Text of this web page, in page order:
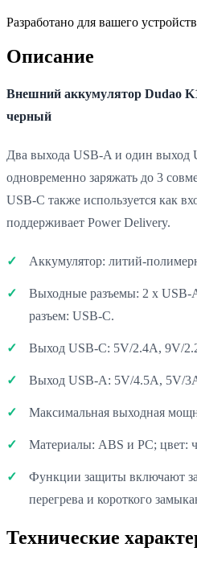
Разработано для вашего
Описание
Внешний аккумулятор Dudao
черный
Два выхода USB-A и один выход
одновременно заряжать до 3
USB-C также используется как
поддерживает Power Delivery.
Аккумулятор: литий-
Выходные разъемы: 2 x USB-
разъем: USB-C.
Выход USB-C: 5V/2.4A, 9V/
Выход USB-A: 5V/4.5A, 5V/
Максимальная выходная
Материалы: ABS и PC; цвет:
Функции защиты включают
перегрева и короткого
Технические